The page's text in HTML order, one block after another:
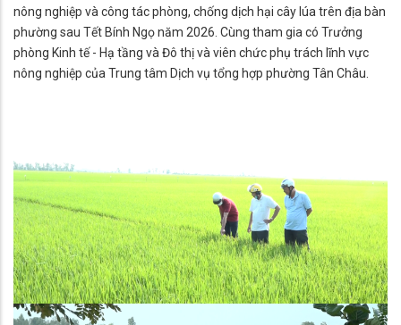
nông nghiệp và công tác phòng, chống dịch hại cây lúa trên địa bàn
phường sau Tết Bính Ngọ năm 2026. Cùng tham gia có Trưởng
phòng Kinh tế - Hạ tầng và Đô thị và viên chức phụ trách lĩnh vực
nông nghiệp của Trung tâm Dịch vụ tổng hợp phường Tân Châu.